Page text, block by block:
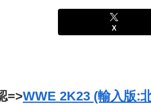
サイト
X
=>WWE 2K23 (輸入版: